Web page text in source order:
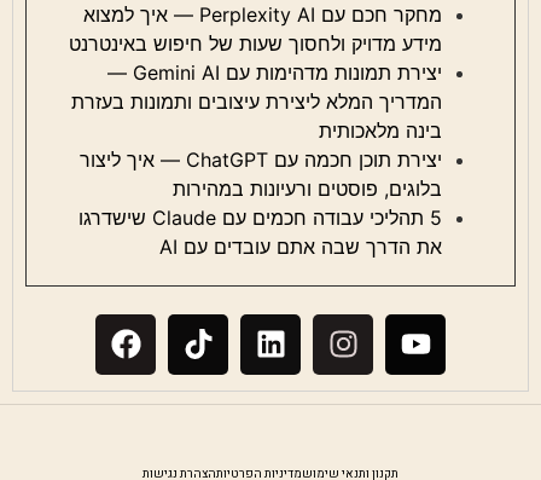
מחקר חכם עם Perplexity AI — איך למצוא
מידע מדויק ולחסוך שעות של חיפוש באינטרנט
יצירת תמונות מדהימות עם Gemini AI —
המדריך המלא ליצירת עיצובים ותמונות בעזרת
בינה מלאכותית
יצירת תוכן חכמה עם ChatGPT — איך ליצור
בלוגים, פוסטים ורעיונות במהירות
5 תהליכי עבודה חכמים עם Claude שישדרגו
את הדרך שבה אתם עובדים עם AI
תקנון ותנאי שימושמדיניות הפרטיותהצהרת נגישות